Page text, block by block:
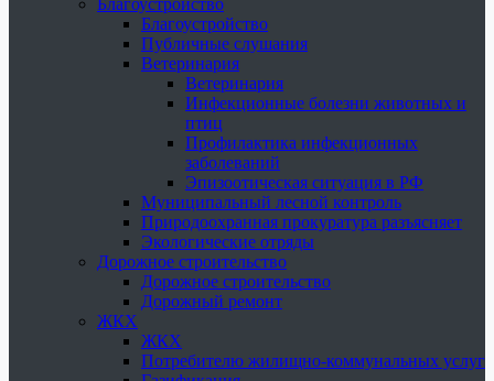
Благоустройство
Благоустройство
Публичные слушания
Ветеринария
Ветеринария
Инфекционные болезни животных и
птиц
Профилактика инфекционных
заболеваний
Эпизоотическая ситуация в РФ
Муниципальный лесной контроль
Природоохранная прокуратура разъясняет
Экологические отряды
Дорожное строительство
Дорожное строительство
Дорожный ремонт
ЖКХ
ЖКХ
Потребителю жилищно-коммунальных услуг